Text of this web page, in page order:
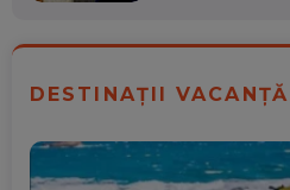
DESTINAȚII VACANȚĂ